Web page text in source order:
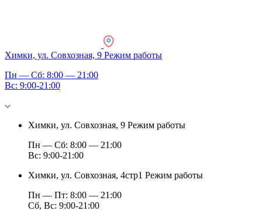
Химки, ул. Совхозная, 9 Режим работы
Пн — Сб: 8:00 — 21:00
Вс: 9:00-21:00
Химки, ул. Совхозная, 9 Режим работы
Пн — Сб: 8:00 — 21:00
Вс: 9:00-21:00
Химки, ул. Совхозная, 4стр1 Режим работы
Пн — Пт: 8:00 — 21:00
Сб, Вс: 9:00-21:00